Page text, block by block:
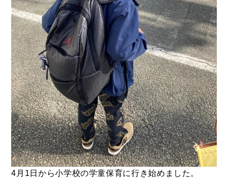
4月1日から小学校の学童保育に行き始めました。